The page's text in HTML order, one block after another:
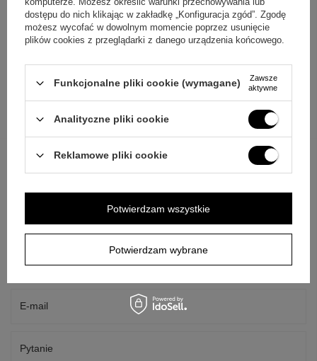
+1
Zobacz więcej
ZAPYTAJ O PRODUKT
Jeżeli powyższy opis jest dla Ciebie niewystarczający, prześlij nam
swoje pytanie odnośnie tego produktu. Postaramy się odpowiedzieć tak
Dane są przetwarzane zgodnie z
polityką prywatności. Przesyłając je, akceptujesz jej postanowienia.
E-mail
Pytanie
dostępu do nich klikając w zakładkę „Konfiguracja zgód”. Zgodę
możesz wycofać w dowolnym momencie poprzez usunięcie
plików cookies z przeglądarki z danego urządzenia końcowego.
Funkcjonalne pliki cookie (wymagane)
Zawsze
aktywne
Analityczne pliki cookie
Reklamowe pliki cookie
Potwierdzam wybrane
Potwierdzam wszystkie